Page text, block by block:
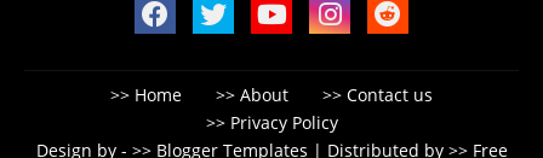
Home About
Contact us
Privacy Policy
Design by -
Blogger Templates | Distributed by Free